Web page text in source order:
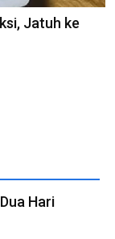
Jatuh ke
Hari